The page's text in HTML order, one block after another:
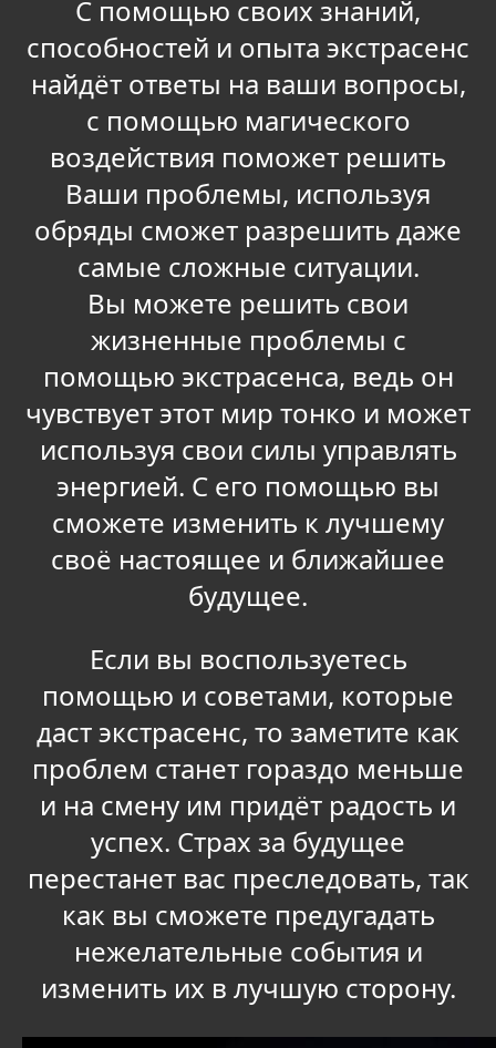
С помощью своих знаний,
способностей и опыта экстрасенс
найдёт ответы на ваши вопросы,
с помощью магического
воздействия поможет решить
Ваши проблемы, используя
обряды сможет разрешить даже
самые сложные ситуации.
Вы можете решить свои
жизненные проблемы с
помощью экстрасенса, ведь он
чувствует этот мир тонко и может
используя свои силы управлять
энергией. С его помощью вы
сможете изменить к лучшему
своё настоящее и ближайшее
будущее.
Если вы воспользуетесь
помощью и советами, которые
даст экстрасенс, то заметите как
проблем станет гораздо меньше
и на смену им придёт радость и
успех. Страх за будущее
перестанет вас преследовать, так
как вы сможете предугадать
нежелательные события и
изменить их в лучшую сторону.